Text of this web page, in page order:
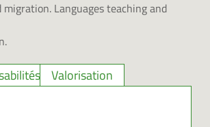
Languages teaching and
Valorisation